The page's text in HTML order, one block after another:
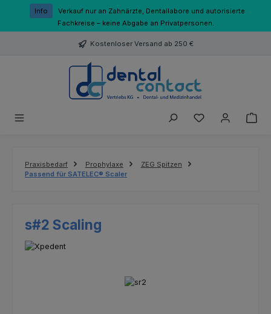
Zum Hauptinhalt springen
Info
Verkauf nur an Zahnärzte, Dentallabore und autorisierte
Fachkreise – keine Abgabe an Privatpersonen.
Kostenloser Versand ab 250 €
Du hast 0
Praxisbedarf Prophylaxe
ZEG Spitzen
Passend für SATELEC® Scaler
s#2 Scaling